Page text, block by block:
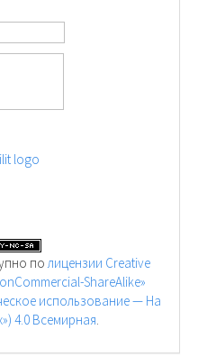
полицензии Creative
ShareAlike»
использование — На
4.0 Всемирная.